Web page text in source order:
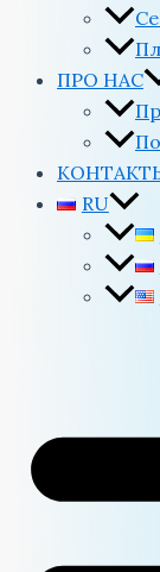
ПРО НАС
RU